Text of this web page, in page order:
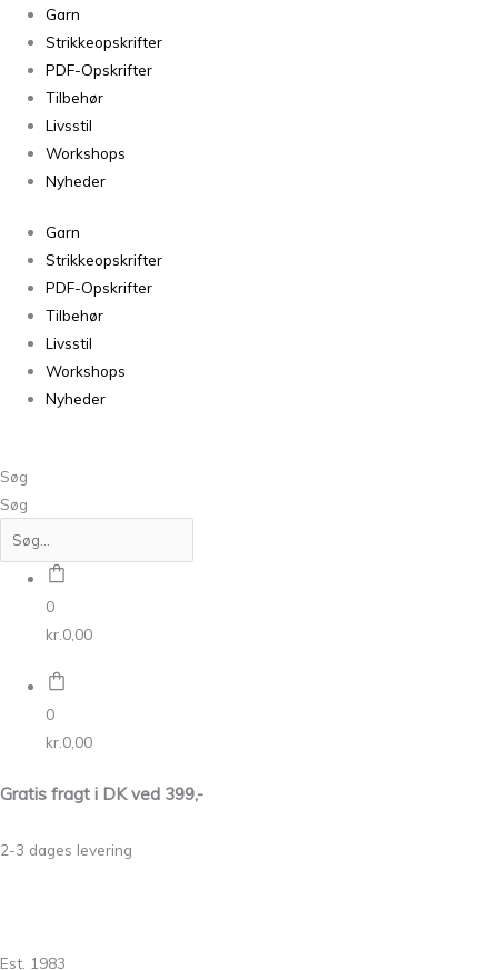
Garn
Strikkeopskrifter
PDF-Opskrifter
Tilbehør
Livsstil
Workshops
Nyheder
Garn
Strikkeopskrifter
PDF-Opskrifter
Tilbehør
Livsstil
Workshops
Nyheder
Søg
Søg
0
kr. 0,00
0
kr. 0,00
Gratis fragt i DK ved 399,-
2-3 dages levering
Est. 1983
October
Sweater
antal